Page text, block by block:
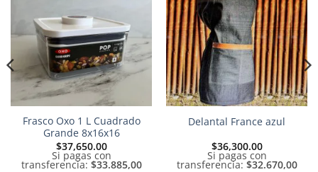
lista de
deseos
Frasco Oxo 1 L Cuadrado
Grande 8x16x16
$37,650.00
Si pagas con
transferencia: $33.885,00
a la
lista de
deseos
Delantal France azul
$36,300.00
Si pagas con
transferencia: $32.670,00